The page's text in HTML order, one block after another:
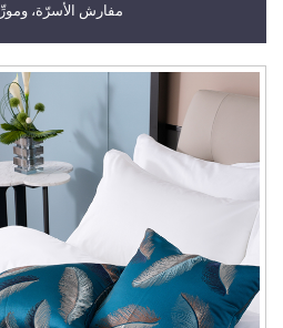
مفارش الأسرّة،